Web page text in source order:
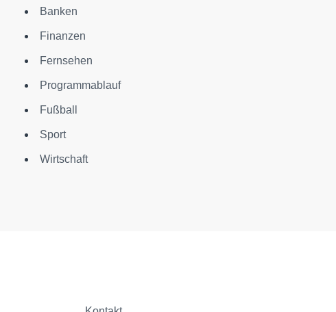
Banken
Finanzen
Fernsehen
Programmablauf
Fußball
Sport
Wirtschaft